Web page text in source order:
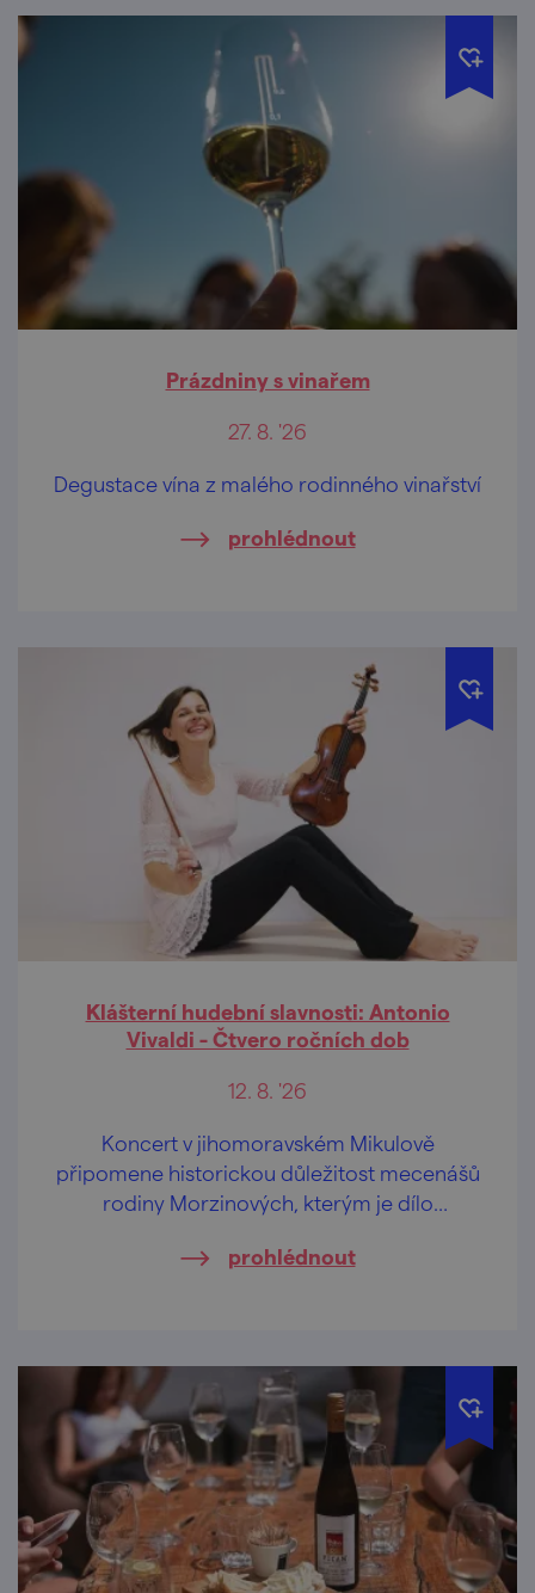
Prázdniny s vinařem
27. 8. '26
Degustace vína z malého rodinného vinařství
prohlédnout
Klášterní hudební slavnosti: Antonio
Vivaldi - Čtvero ročních dob
12. 8. '26
Koncert v jihomoravském Mikulově
připomene historickou důležitost mecenášů
rodiny Morzinových, kterým je dílo
prohlédnout